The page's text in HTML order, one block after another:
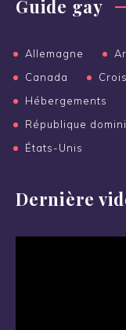
Guide gay
Allemagne
Canada
Hébergements
République
États-Unis
Dernière